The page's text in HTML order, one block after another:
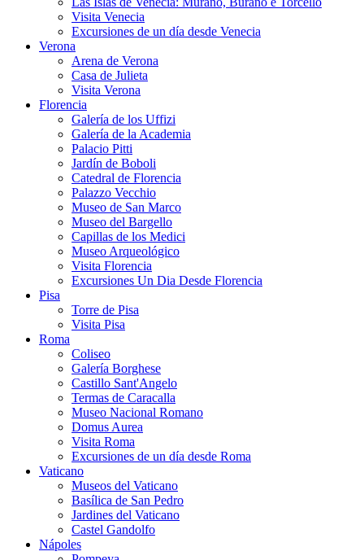
Visita Venecia
Excursiones de un día desde Venecia
Verona
Arena de Verona
Casa de Julieta
Visita Verona
Florencia
Galería de los Uffizi
Galería de la Academia
Palacio Pitti
Jardín de Boboli
Catedral de Florencia
Palazzo Vecchio
Museo de San Marco
Museo del Bargello
Capillas de los Medici
Museo Arqueológico
Visita Florencia
Excursiones Un Dia Desde Florencia
Pisa
Torre de Pisa
Visita Pisa
Roma
Coliseo
Galería Borghese
Castillo Sant'Angelo
Termas de Caracalla
Museo Nacional Romano
Domus Aurea
Visita Roma
Excursiones de un día desde Roma
Vaticano
Museos del Vaticano
Basílica de San Pedro
Jardines del Vaticano
Castel Gandolfo
Nápoles